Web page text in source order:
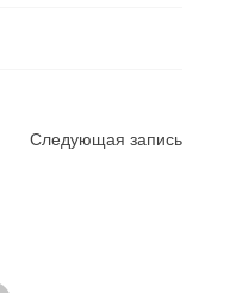
Следующая запись